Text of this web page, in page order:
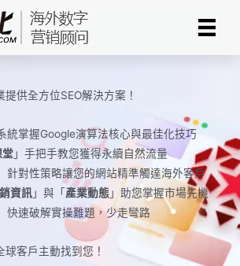
供全方位SEO解決方案！
統掌握Google演算法核心與最佳化技巧
堂」手把手教您獲得永續自然流量
針對性策略讓您的網站精準觸達海外客戶
資訊」與「 產業動態」助您掌握市場先機
快速破解實操難題，少走彎路
客戶主動找到您！